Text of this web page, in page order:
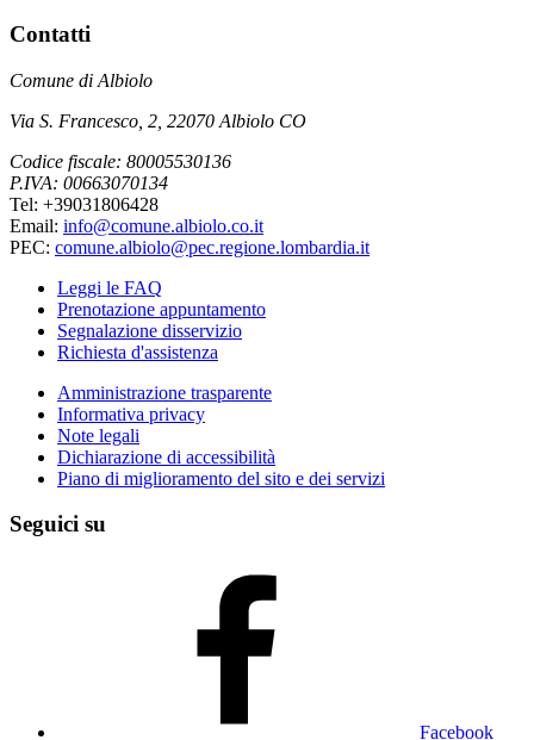
Contatti
Comune di Albiolo
Via S. Francesco, 2, 22070 Albiolo CO
Codice fiscale: 80005530136
P.IVA: 00663070134
Tel: +39031806428
Email: info@comune.albiolo.co.it
PEC: comune.albiolo@pec.regione.lombardia.it
Leggi le FAQ
Prenotazione appuntamento
Segnalazione disservizio
Richiesta d'assistenza
Amministrazione trasparente
Informativa privacy
Note legali
Dichiarazione di accessibilità
Piano di miglioramento del sito e dei servizi
Seguici su
Facebook